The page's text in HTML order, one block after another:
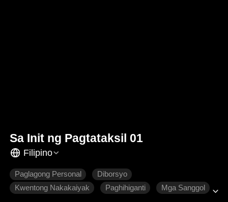
Sa Init ng Pagtataksil 01
Filipino
Paglagong Personal
Diborsyo
Kwentong Nakakaiyak
Paghihiganti
Mga Sanggol